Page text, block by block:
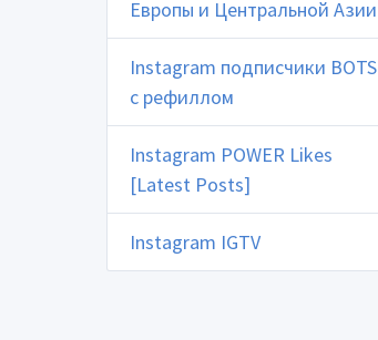
Европы и Центральной Азии
Instagram подписчики BOTS
с рефиллом
Instagram POWER Likes
[Latest Posts]
Instagram IGTV